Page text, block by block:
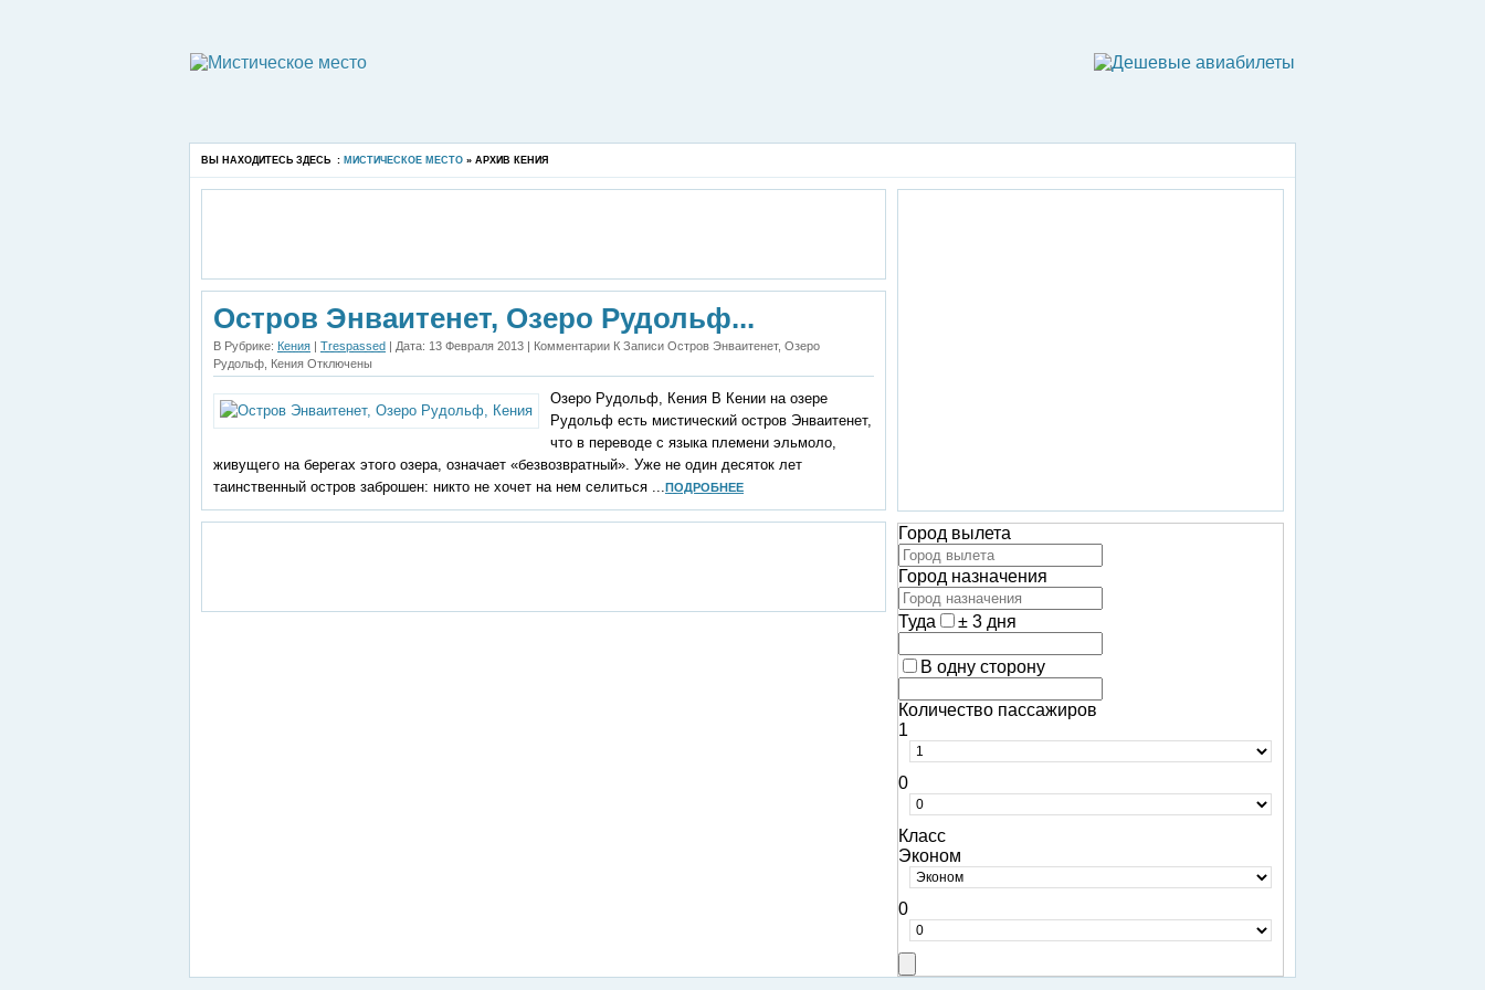
ВЫ НАХОДИТЕСЬ ЗДЕСЬ : МИСТИЧЕСКОЕ МЕСТО » АРХИВ КЕНИЯ
Остров Энваитенет, Озеро Рудольф...
В Рубрике: Кения | Trespassed | Дата: 13 Февраля 2013 | Комментарии К Записи Остров Энваитенет, Озеро
Рудольф, Кения Отключены
Озеро Рудольф, Кения В Кении на озере
Рудольф есть мистический остров Энваитенет,
что в переводе с языка племени эльмоло,
живущего на берегах этого озера, означает «без­возвратный». Уже не один десяток лет
таинственный остров заброшен: никто не хочет на нем селиться ...ПОДРОБНЕЕ
Город вылета
Город назначения
Туда ± 3 дня
В одну сторону
Количество пассажиров
1
0
Класс
Эконом
0